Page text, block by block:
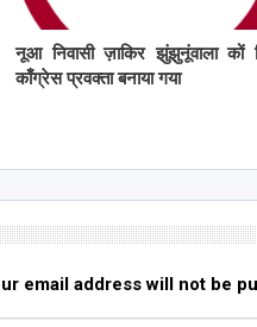
नूआ निवासी ज़ाकिर झुंझुनूंवाला कों
काँग्रेस प्रवक्ता बनाया गया
email address will not be